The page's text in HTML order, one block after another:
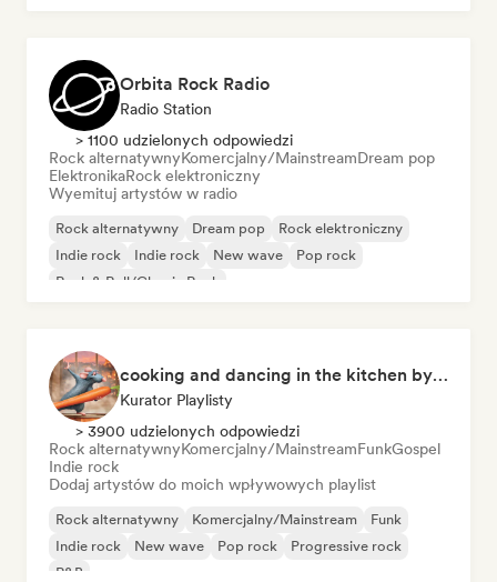
Orbita Rock Radio
Radio Station
> 1100 udzielonych odpowiedzi
Rock alternatywnyKomercjalny/MainstreamDream pop
ElektronikaRock elektroniczny
Wyemituj artystów w radio
Rock alternatywny Dream pop
Rock elektroniczny
Indie rock
Indie rock New wave
Pop rock
Rock & Roll/Classic Rock
cooking and dancing in the kitchen by Cookfy
Kurator Playlisty
> 3900 udzielonych odpowiedzi
Rock alternatywnyKomercjalny/MainstreamFunkGospel
Indie rock
Dodaj artystów do moich wpływowych playlist
Rock alternatywny Komercjalny/Mainstream
Funk
Indie rock
New wave Pop rock
Progressive rock
R&B